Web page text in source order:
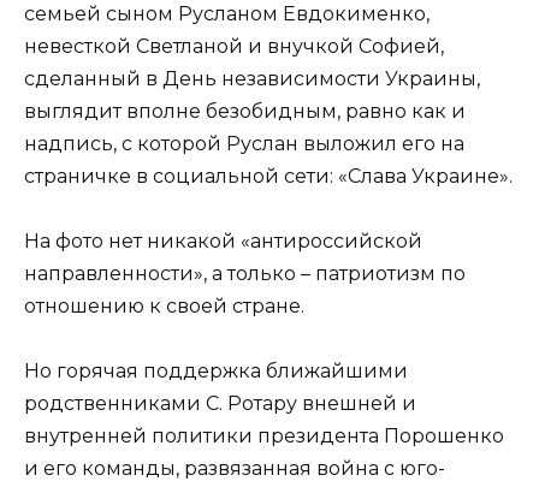
семьей сыном Русланом Евдокименко,
невесткой Светланой и внучкой Софией,
сделанный в День независимости Украины,
выглядит вполне безобидным, равно как и
надпись, с которой Руслан выложил его на
страничке в социальной сети: «Слава Украине».
На фото нет никакой «антироссийской
направленности», а только – патриотизм по
отношению к своей стране.
Но горячая поддержка ближайшими
родственниками С. Ротару внешней и
внутренней политики президента Порошенко
и его команды, развязанная война с юго-